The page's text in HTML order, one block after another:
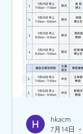
hkacm
7月14日